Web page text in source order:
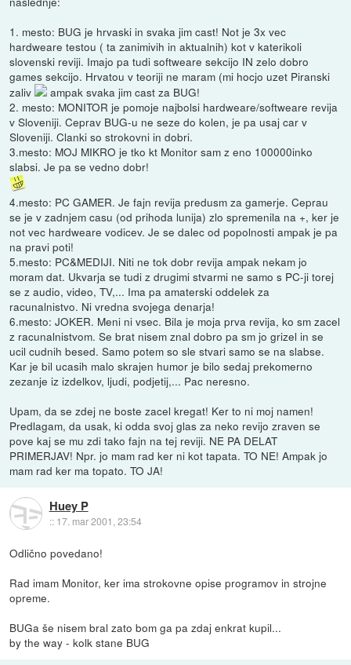
1. mesto: BUG je hrvaski in svaka jim cast! Not je 3x vec
hardweare testou ( ta zanimivih in aktualnih) kot v katerikoli
slovenski reviji. Imajo pa tudi softweare sekcijo IN zelo dobro
games sekcijo. Hrvatou v teoriji ne maram (mi hocjo uzet Piranski
zaliv
ampak svaka jim cast za BUG!
2. mesto: MONITOR je pomoje najbolsi hardweare/softweare revija
v Sloveniji. Ceprav BUG-u ne seze do kolen, je pa usaj car v
Sloveniji. Clanki so strokovni in dobri.
3.mesto: MOJ MIKRO je tko kt Monitor sam z eno 100000inko
slabsi. Je pa se vedno dobr!
4.mesto: PC GAMER. Je fajn revija predusm za gamerje. Ceprau
se je v zadnjem casu (od prihoda lunija) zlo spremenila na +, ker je
not vec hardweare vodicev. Je se dalec od popolnosti ampak je pa
na pravi poti!
5.mesto: PC&MEDIJI. Niti ne tok dobr revija ampak nekam jo
moram dat. Ukvarja se tudi z drugimi stvarmi ne samo s PC-ji torej
se z audio, video, TV,... Ima pa amaterski oddelek za
racunalnistvo. Ni vredna svojega denarja!
6.mesto: JOKER. Meni ni vsec. Bila je moja prva revija, ko sm zacel
z racunalnistvom. Se brat nisem znal dobro pa sm jo grizel in se
ucil cudnih besed. Samo potem so sle stvari samo se na slabse.
Kar je bil ucasih malo skrajen humor je bilo sedaj prekomerno
zezanje iz izdelkov, ljudi, podjetij,... Pac neresno.
Upam, da se zdej ne boste zacel kregat! Ker to ni moj namen!
Predlagam, da usak, ki odda svoj glas za neko revijo zraven se
pove kaj se mu zdi tako fajn na tej reviji. NE PA DELAT
PRIMERJAV! Npr. jo mam rad ker ni kot tapata. TO NE! Ampak jo
mam rad ker ma topato. TO JA!
Huey P
:: 17. mar 2001, 23:54
Odlično povedano!
Rad imam Monitor, ker ima strokovne opise programov in strojne
opreme.
BUGa še nisem bral zato bom ga pa zdaj enkrat kupil...
by the way - kolk stane BUG